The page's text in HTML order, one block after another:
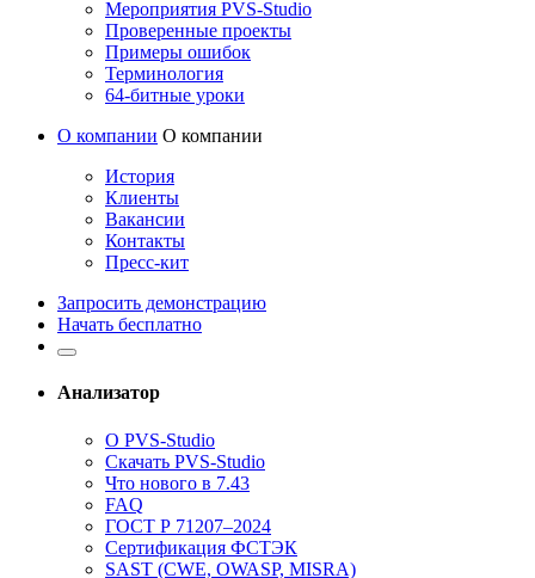
Мероприятия PVS-Studio
Проверенные проекты
Примеры ошибок
Терминология
64-битные уроки
О компании О компании
История
Клиенты
Вакансии
Контакты
Пресс-кит
Запросить демонстрацию
Начать бесплатно
Анализатор
О PVS-Studio
Скачать PVS-Studio
Что нового в 7.43
FAQ
ГОСТ Р 71207–2024
Сертификация ФСТЭК
SAST (CWE, OWASP, MISRA)